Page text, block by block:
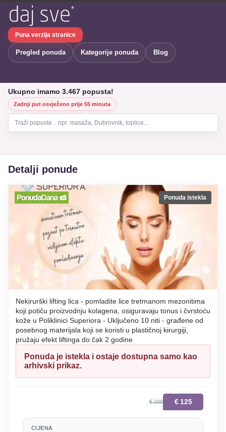
Puna verzija stranice
Pregled ponuda Kategorije ponuda Blog
Ukupno imamo 3.467 popusta!
Zadnji put osvježeno prije 55 minuta
Traži popuste... npr. masaža, Dubrovnik, toplice...
Detalji ponude
Ponuda istekla
Nekirurški lifting lica - pomladite lice tretmanom mezonitima
koji potiču proizvodnju kolagena, osiguravaju tonus i čvrstoću
kože u Poliklinici Superiora - Uključeno 10 niti - građene od
posebnog materijala koji se koristi u plastičnoj kirurgiji,
pružaju efekt liftinga do čak 2 godine
Ponuda je istekla i ostaje dostupna samo kao
arhivski prikaz.
€ 200 € 125
CIJENA